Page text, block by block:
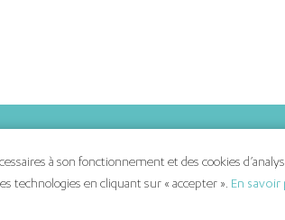
Vos boutiques
Vos actualités
à son fonctionnement et des cookies
technologies en cliquant sur « accepter ». En savoir